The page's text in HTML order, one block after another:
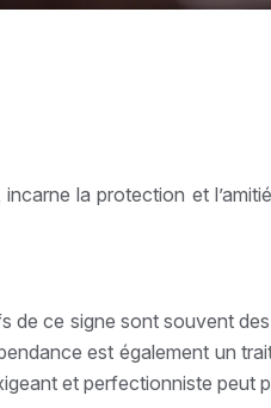
la protection et
ce signe sont souvent
est également un
et perfectionniste peut